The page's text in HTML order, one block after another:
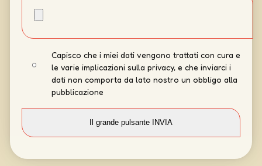
Capisco che i miei dati vengono trattati con cura e
le varie implicazioni sulla privacy, e che inviarci i
dati non comporta da lato nostro un obbligo alla
pubblicazione